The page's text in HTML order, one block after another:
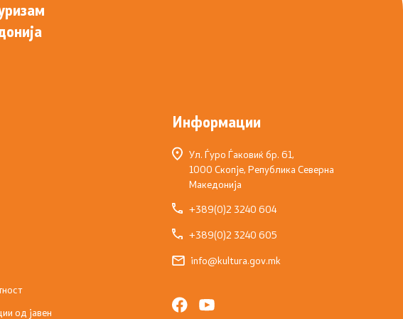
од јавен
Информации
Ул. Ѓуро Ѓаковиќ бр. 61,
1000 Скопје, Република Северна
Македонија
+389(0)2 3240 604
+389(0)2 3240 605
info@kultura.gov.mk